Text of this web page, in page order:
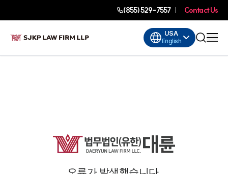
(855) 529-7557 Contact Us
USA
English